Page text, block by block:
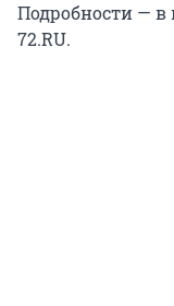
Подробности — в
72.RU.